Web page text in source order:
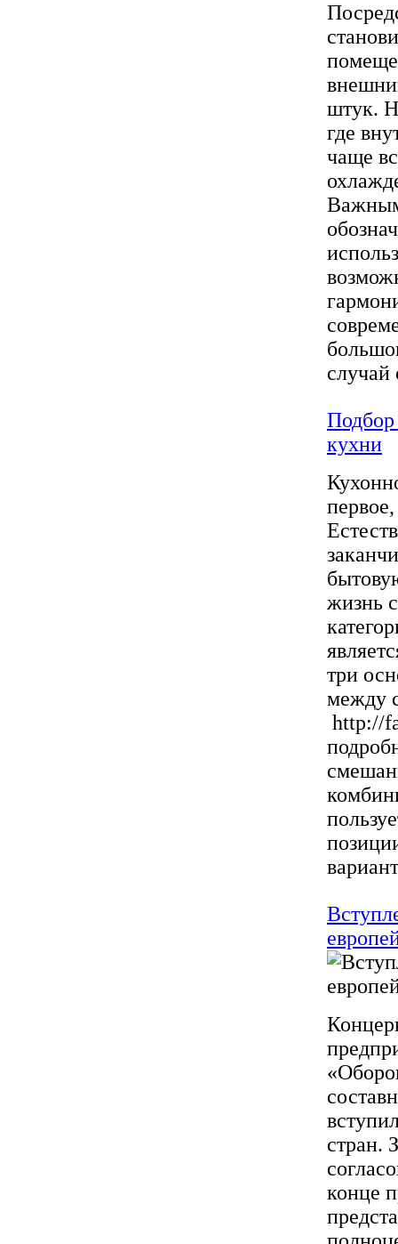
штук.
где
чаще
случай
Подбор
кухни
жизнь
три
между
http://
стран.
конце